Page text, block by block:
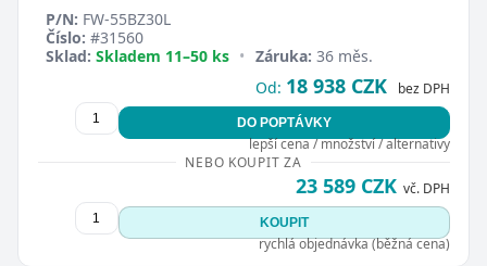
P/N: FW-55BZ30L
Číslo: #31560
Sklad: Skladem 11–50 ks • Záruka: 36 měs.
Od: 18 938 CZK bez DPH
DO POPTÁVKY
lepší cena / množství / alternativy
NEBO KOUPIT ZA
23 589 CZK vč. DPH
KOUPIT
rychlá objednávka (běžná cena)